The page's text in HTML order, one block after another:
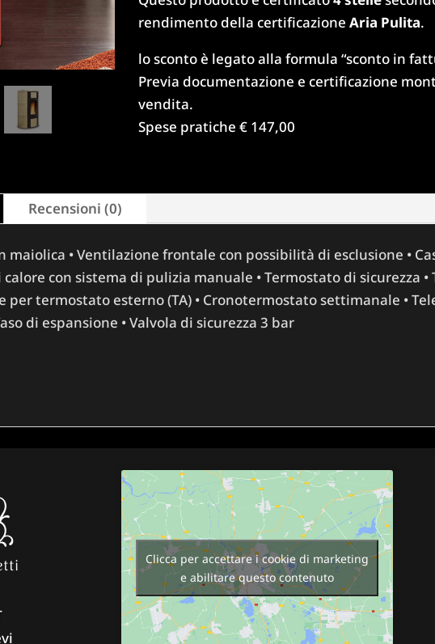
rendimento della certificazione Aria Pulita.
lo sconto è legato alla formula “sconto in
Previa documentazione e certificazione
vendita.
Spese pratiche € 147,00
Recensioni (0)
maiolica • Ventilazione frontale con possibilità di esclusione •
con sistema di pulizia manuale • Termostato di sicurezza
per termostato esterno (TA) • Cronotermostato settimanale •
di espansione • Valvola di sicurezza 3 bar
Clicca per accettare i cookie di marketing
e abilitare questo contenuto